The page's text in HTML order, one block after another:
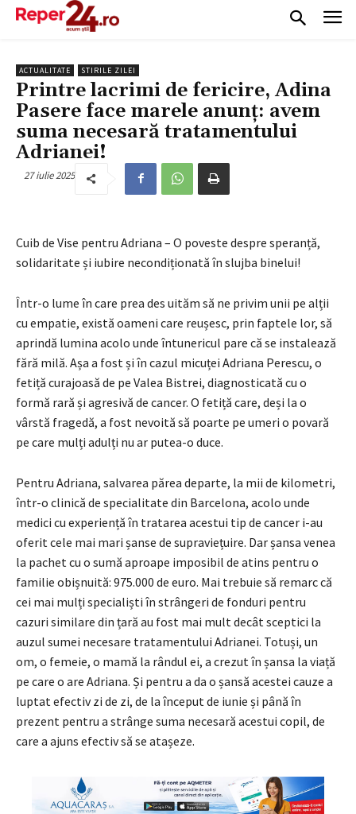
ACTUALITATE STIRILE ZILEI
Printre lacrimi de fericire, Adina
Pasere face marele anunț: avem
suma necesară tratamentului
Adrianei!
27 iulie 2025
Cuib de Vise pentru Adriana – O poveste despre speranță,
solidaritate și iubire necondiționată în slujba binelui!
Într-o lume în care prea des uităm să ne privim unii pe alții
cu empatie, există oameni care reușesc, prin faptele lor, să
aprindă lumina acolo unde întunericul pare că se instalează
fără milă. Așa a fost și în cazul micuței Adriana Perescu, o
fetiță curajoasă de pe Valea Bistrei, diagnosticată cu o
formă rară și agresivă de cancer. O fetiță care, deși la o
vârstă fragedă, a fost nevoită să poarte pe umeri o povară
pe care mulți adulți nu ar putea-o duce.
Pentru Adriana, salvarea părea departe, la mii de kilometri,
într-o clinică de specialitate din Barcelona, acolo unde
medici cu experiență în tratarea acestui tip de cancer i-au
oferit cele mai mari șanse de supraviețuire. Dar șansa venea
la pachet cu o sumă aproape imposibil de atins pentru o
familie obișnuită: 975.000 de euro. Mai trebuie să remarc că
cei mai mulți specialiști în strângeri de fonduri pentru
cazuri similare din țară au fost mai mult decât sceptici la
auzul sumei necesare tratamentului Adrianei. Totuși, un
om, o femeie, o mamă la rândul ei, a crezut în șansa la viață
pe care o are Adriana. Și pentru a da o șansă acestei cauze a
luptat efectiv zi de zi, de la început de iunie și până în
prezent pentru a strânge suma necesară acestui copil, de
care a ajuns efectiv să se atașeze.